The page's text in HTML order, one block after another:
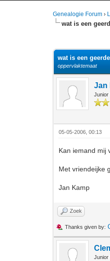
Genealogie Forum ›
wat is een
wat is een geerde
oppervlaktemaat
Jan
Junior
05-05-2006, 00:13
Kan iemand mij
Met vriendeijke
Jan Kamp
Zoek
Thanks given by:
Junior